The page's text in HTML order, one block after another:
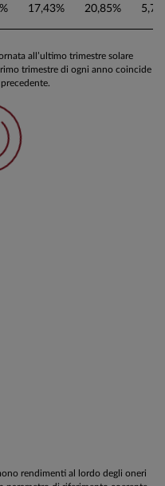
17,43% 20,85%
all’ultimo trimestre solare
trimestre di ogni anno coincide
rendimenti al lordo degli oneri